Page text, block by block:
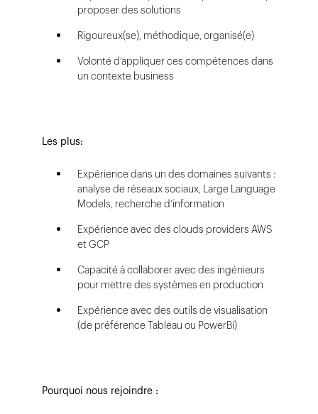
proposer des solutions
Rigoureux(se), méthodique, organisé(e)
Volonté d’appliquer ces compétences dans
un contexte business
Les plus:
Expérience dans un des domaines suivants :
analyse de réseaux sociaux, Large Language
Models, recherche d’information
Expérience avec des clouds providers AWS
et GCP
Capacité à collaborer avec des ingénieurs
pour mettre des systèmes en production
Expérience avec des outils de visualisation
(de préférence Tableau ou PowerBi)
Pourquoi nous rejoindre :